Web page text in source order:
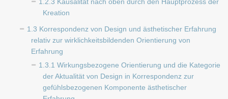
Kreation
1.3 Korrespondenz von Design und ästhetischer Erfahrung
relativ zur wirklichkeitsbildenden Orientierung von
Erfahrung
1.3.1 Wirkungsbezogene Orientierung und die Kategorie
der Aktualität von Design in Korrespondenz zur
gefühlsbezogenen Komponente ästhetischer